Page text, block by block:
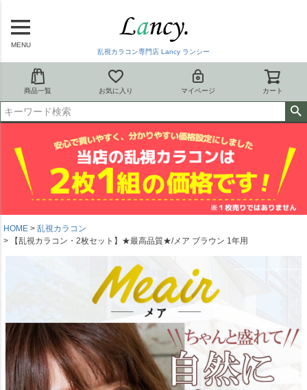
MENU
乱視カラコン専門店 Lancy ランシー
商品一覧 お気に入り マイページ カート
HOME
乱視カラコン
【乱視カラコン・2枚セット】★最高品質★/メア ブラウン 1年用